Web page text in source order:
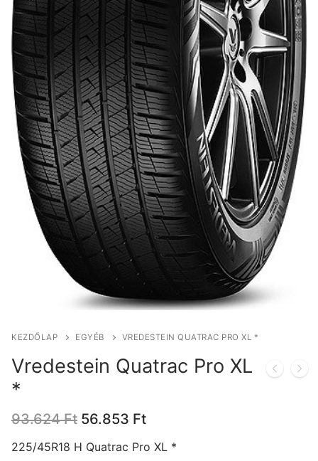
KEZDŐLAP EGYÉB VREDESTEIN QUATRAC PRO XL *
Vredestein Quatrac Pro XL
*
93.624Ft Original
was:
56.853 FtCurrent
is:
225/45R18 H Quatrac Pro XL *